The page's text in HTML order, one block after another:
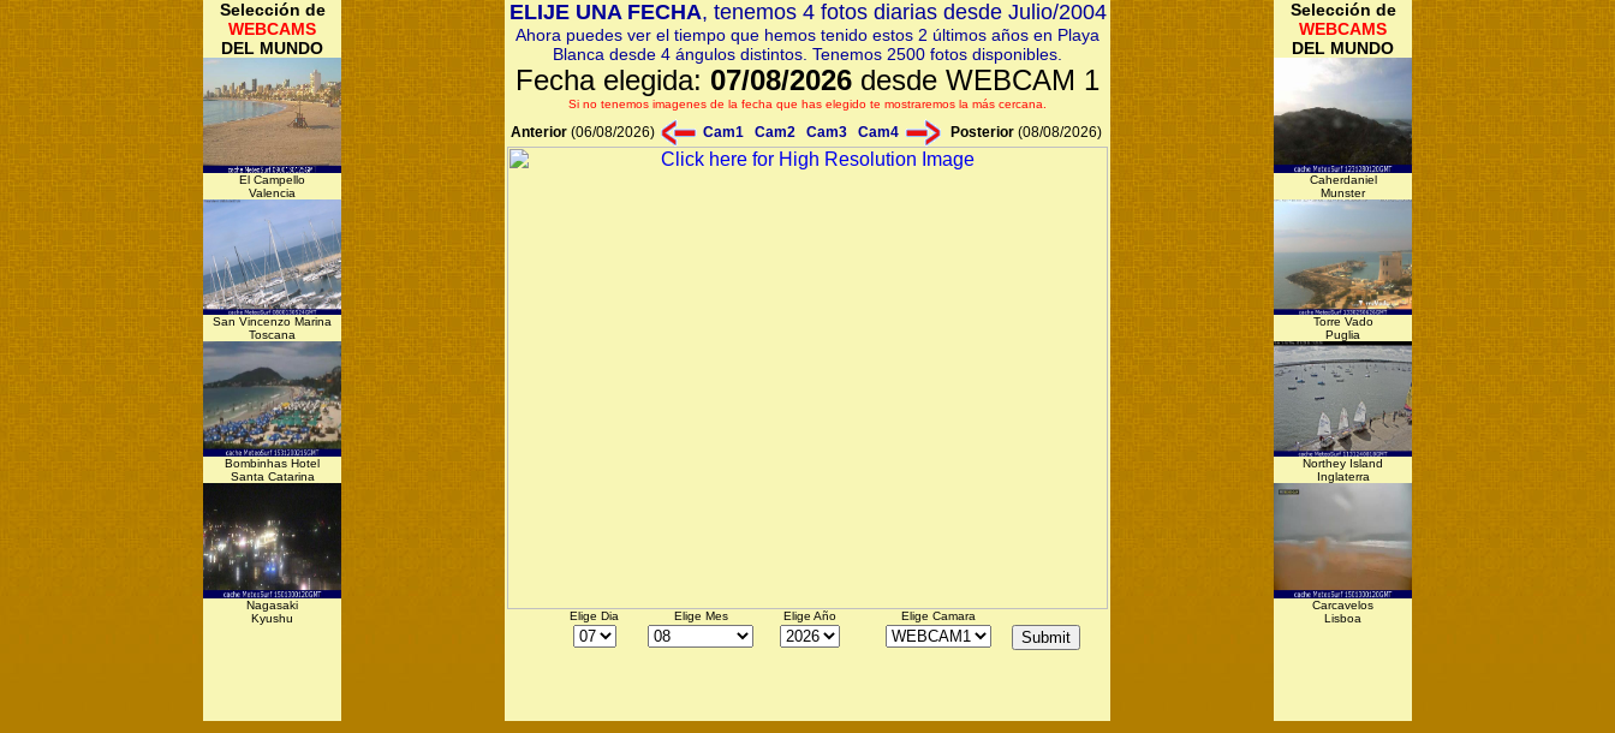
Selección de
WEBCAMS
DEL MUNDO
El Campello
Valencia
San Vincenzo Marina
Toscana
Bombinhas Hotel
Santa Catarina
Nagasaki
Kyushu
ELIJE UNA FECHA, tenemos 4 fotos diarias desde Julio/2004
Ahora puedes ver el tiempo que hemos tenido estos 2 últimos años en Playa
Blanca desde 4 ángulos distintos. Tenemos 2500 fotos disponibles.
Fecha elegida: 07/08/2026 desde WEBCAM 1
Si no tenemos imagenes de la fecha que has elegido te mostraremos la más cercana.
Anterior (06/08/2026) Cam1 Cam2 Cam3 Cam4 Posterior (08/08/2026)
Elige Dia Elige Mes Elige Año Elige Camara
Selección de
WEBCAMS
DEL MUNDO
Caherdaniel
Munster
Torre Vado
Puglia
Northey Island
Inglaterra
Carcavelos
Lisboa